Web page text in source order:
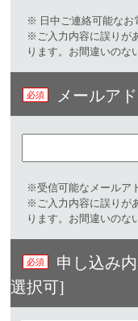
※ 日中ご連絡可能なお
※ご入力内容に誤りが
ります。お間違いのな
メールア
※受信可能なメールア
※ご入力内容に誤りが
ります。お間違いのな
申し込み
選択可]